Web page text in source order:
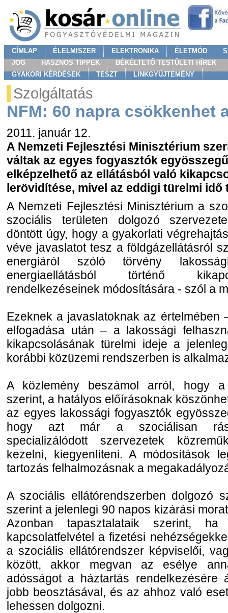
CÍMLAP ÉLELMISZER ELEKTRONIKA ÉLETMÓD
JOG
HASZNOS TIPPEK
BÉKÉLTETŐ TESTÜLETI HÍREK
GYAKORI KÉRDÉSEK
TESZT LINKGYÜJTEMÉNY
Szolgáltatás
NFM: 60 napra csökkenhet
2011. január 12.
A Nemzeti Fejlesztési Minisztérium
váltak az egyes fogyasztók
elképzelhető az ellátásból való
lerövidítése, mivel az eddigi türelmi idő
A Nemzeti Fejlesztési Minisztérium a
szociális területen dolgozó
döntött úgy, hogy a gyakorlati
véve javaslatot tesz a földgázellátásról
energiáról szóló törvény
energiaellátásból történő
rendelkezéseinek módosítására - szól a
Ezeknek a javaslatoknak az értelmében
elfogadása után – a lakossági
kikapcsolásának türelmi ideje a
korábbi közüzemi rendszerben is
A közlemény beszámol arról, hogy a
szerint, a hatályos előírásoknak
az egyes lakossági fogyasztók
hogy azt már a szociálisan
specializálódott szervezetek
kezelni, kiegyenlíteni. A módosítások
tartozás felhalmozásnak a
A szociális ellátórendszerben dolgozó
szerint a jelenlegi 90 napos kizárási
Azonban tapasztalataik szerint,
kapcsolatfelvétel a fizetési
a szociális ellátórendszer képviselői,
között, akkor megvan az esélye
adósságot a háztartás rendelkezésére
jobb beosztásával, és az ahhoz való
lehessen dolgozni.